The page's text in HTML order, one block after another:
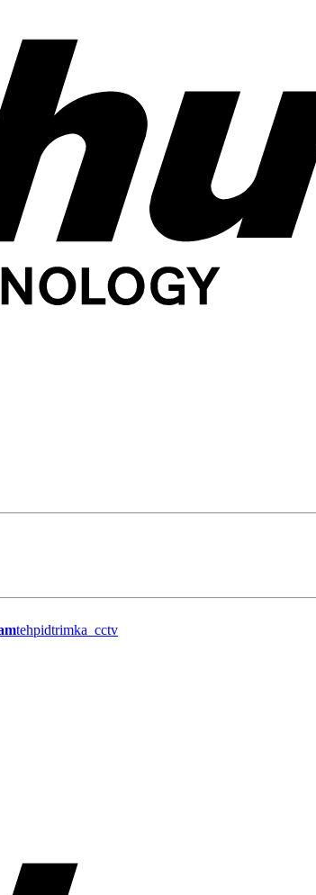
tehpidtrimka_cctv